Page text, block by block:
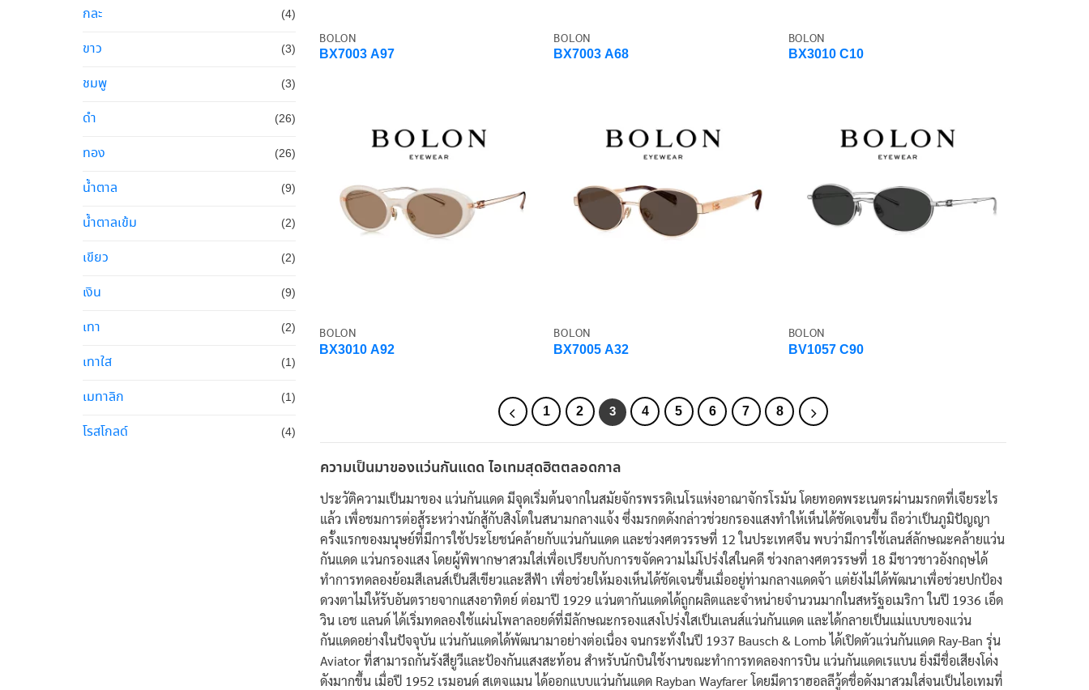
กละ (4)
ขาว (3)
ชมพู (3)
ดำ (26)
ทอง (26)
น้ำตาล (9)
น้ำตาลเข้ม (2)
เขียว (2)
เงิน (9)
เทา (2)
เทาใส (1)
เมทาลิก (1)
โรสโกลด์ (4)
BOLON
BX7003 A97
BOLON
BX7003 A68
BOLON
BX3010 C10
BOLON
BX3010 A92
BOLON
BX7005 A32
BOLON
BV1057 C90
1 2 3 4 5 6 7 8
ความเป็นมาของแว่นกันแดด ไอเทมสุดฮิตตลอดกาล
ประวัติความเป็นมาของ แว่นกันแดด มีจุดเริ่มต้นจากในสมัยจักรพรรดิเนโรแห่งอาณาจักรโรมัน โดยทอดพระเนตรผ่านมรกตที่เจียระไร
แล้ว เพื่อชมการต่อสู้ระหว่างนักสู้กับสิงโตในสนามกลางแจ้ง ซึ่งมรกตดังกล่าวช่วยกรองแสงทำให้เห็นได้ชัดเจนขึ้น ถือว่าเป็นภูมิปัญญา
ครั้งแรกของมนุษย์ที่มีการใช้ประโยชน์คล้ายกับแว่นกันแดด และช่วงศตวรรษที่ 12 ในประเทศจีน พบว่ามีการใช้เลนส์ลักษณะคล้ายแว่น
กันแดด แว่นกรองแสง โดยผู้พิพากษาสวมใส่เพื่อเปรียบกับการขจัดความไม่โปร่งใสในคดี ช่วงกลางศตวรรษที่ 18 มีชาวชาวอังกฤษได้
ทำการทดลองย้อมสีเลนส์เป็นสีเขียวและสีฟ้า เพื่อช่วยให้มองเห็นได้ชัดเจนขึ้นเมื่ออยู่ท่ามกลางแดดจ้า แต่ยังไม่ได้พัฒนาเพื่อช่วยปกป้อง
ดวงตาไม่ให้รับอันตรายจากแสงอาทิตย์ ต่อมาปี 1929 แว่นตากันแดดได้ถูกผลิตและจำหน่ายจำนวนมากในสหรัฐอเมริกา ในปี 1936 เอ็ด
วิน เอช แลนด์ ได้เริ่มทดลองใช้แผ่นโพลาลอยด์ที่มีลักษณะกรองแสงโปร่งใสเป็นเลนส์แว่นกันแดด และได้กลายเป็นแม่แบบของแว่น
กันแดดอย่างในปัจจุบัน แว่นกันแดดได้พัฒนามาอย่างต่อเนื่อง จนกระทั่งในปี 1937 Bausch & Lomb ได้เปิดตัวแว่นกันแดด Ray-Ban รุ่น
Aviator ที่สามารถกันรังสียูวีและป้องกันแสงสะท้อน สำหรับนักบินใช้งานขณะทำการทดลองการบิน แว่นกันแดดเรแบน ยิ่งมีชื่อเสียงโด่ง
ดังมากขึ้น เมื่อปี 1952 เรมอนด์ สเตจแมน ได้ออกแบบแว่นกันแดด Rayban Wayfarer โดยมีดาราฮอลลีวู้ดชื่อดังมาสวมใส่จนเป็นไอเทมที่